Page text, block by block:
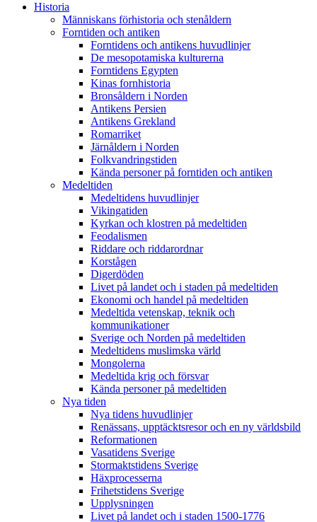
Historia
Människans förhistoria och stenåldern
Forntiden och antiken
Forntidens och antikens huvudlinjer
De mesopotamiska kulturerna
Forntidens Egypten
Kinas fornhistoria
Bronsåldern i Norden
Antikens Persien
Antikens Grekland
Romarriket
Järnåldern i Norden
Folkvandringstiden
Kända personer på forntiden och antiken
Medeltiden
Medeltidens huvudlinjer
Vikingatiden
Kyrkan och klostren på medeltiden
Feodalismen
Riddare och riddarordnar
Korstågen
Digerdöden
Livet på landet och i staden på medeltiden
Ekonomi och handel på medeltiden
Medeltida vetenskap, teknik och
kommunikationer
Sverige och Norden på medeltiden
Medeltidens muslimska värld
Mongolerna
Medeltida krig och försvar
Kända personer på medeltiden
Nya tiden
Nya tidens huvudlinjer
Renässans, upptäcktsresor och en ny världsbild
Reformationen
Vasatidens Sverige
Stormaktstidens Sverige
Häxprocesserna
Frihetstidens Sverige
Upplysningen
Livet på landet och i staden 1500-1776